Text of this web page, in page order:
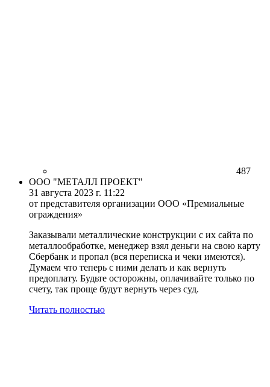
487
ООО "МЕТАЛЛ ПРОЕКТ"
31 августа 2023 г. 11:22
от представителя организации ООО «Премиальные
ограждения»
Заказывали металлические конструкции с их сайта по
металлообработке, менеджер взял деньги на свою карту
Сбербанк и пропал (вся переписка и чеки имеются).
Думаем что теперь с ними делать и как вернуть
предоплату. Будьте осторожны, оплачивайте только по
счету, так проще будут вернуть через суд.
Читать полностью